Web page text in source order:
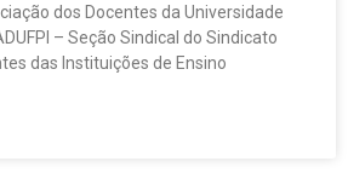
dos Docentes da Universidade
– Seção Sindical do Sindicato
das Instituições de Ensino